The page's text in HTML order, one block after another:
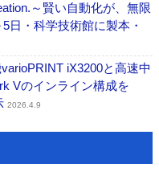
～賢い自動化が、無限
日・科学技術館に製本・
iX3200と高速中
Vのインライン構成を
2026.4.9